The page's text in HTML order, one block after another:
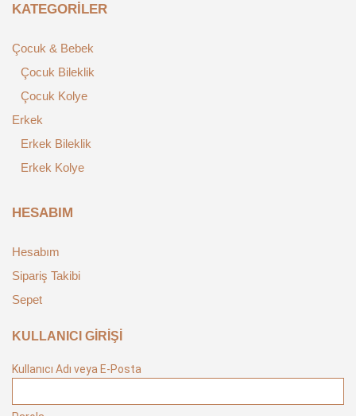
KATEGORILER
Çocuk & Bebek
Çocuk Bileklik
Çocuk Kolye
Erkek
Erkek Bileklik
Erkek Kolye
HESABIM
Hesabım
Sipariş Takibi
Sepet
KULLANICI GİRİŞİ
Kullanıcı Adı veya E-Posta